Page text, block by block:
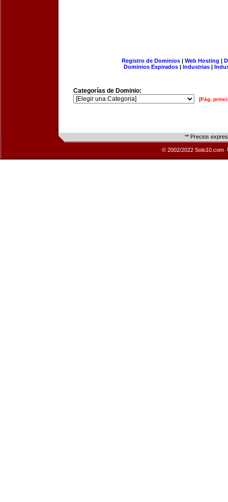
Registro de Dominios| Web Hosting |
Dominios Expirados | Industrias |
Categorías de Dominio:
[Pág.
** Precios
© 2002/2022 Solo10.com